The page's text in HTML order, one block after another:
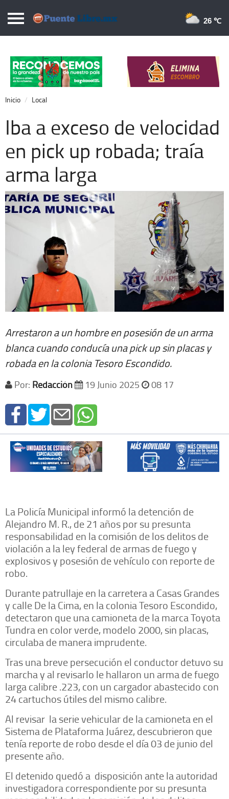
Puentelibre.mx
Local
Nacional
Opinión
Cronos
Economía
Espectáculos
Extra +
26 ℃
Inicio Local
Iba a exceso de velocidad
en pick up robada; traía
arma larga
Arrestaron a un hombre en posesión de un arma
blanca cuando conducía una pick up sin placas y
robada en la colonia Tesoro Escondido.
Por: Redacción 19 Junio 2025 08 17
La Policía Municipal informó la detención de
Alejandro M. R., de 21 años por su presunta
responsabilidad en la comisión de los delitos de
violación a la ley federal de armas de fuego y
explosivos y posesión de vehículo con reporte de
robo.
Durante patrullaje en la carretera a Casas Grandes
y calle De la Cima, en la colonia Tesoro Escondido,
detectaron que una camioneta de la marca Toyota
Tundra en color verde, modelo 2000, sin placas,
circulaba de manera imprudente.
Tras una breve persecución el conductor detuvo su
marcha y al revisarlo le hallaron un arma de fuego
larga calibre .223, con un cargador abastecido con
24 cartuchos útiles del mismo calibre.
Al revisar la serie vehicular de la camioneta en el
Sistema de Plataforma Juárez, descubrieron que
tenía reporte de robo desde el día 03 de junio del
presente año.
El detenido quedó a disposición ante la autoridad
investigadora correspondiente por su presunta